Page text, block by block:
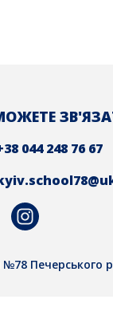
044 248 76 67
№78 Печерського